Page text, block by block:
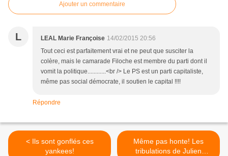
Ajouter un commentaire
L LEAL Marie Françoise 14/02/2015 20:56
Tout ceci est parfaitement vrai et ne peut que susciter la
colère, mais le camarade Filoche est membre du parti dont il
vomit la politique............<br /> Le PS est un parti capitaliste,
même pas social démocrate, il soutien le capital !!!!
Répondre
< Ils sont gonflés ces
yankees!
Même pas honte! Les
tribulations de Julien